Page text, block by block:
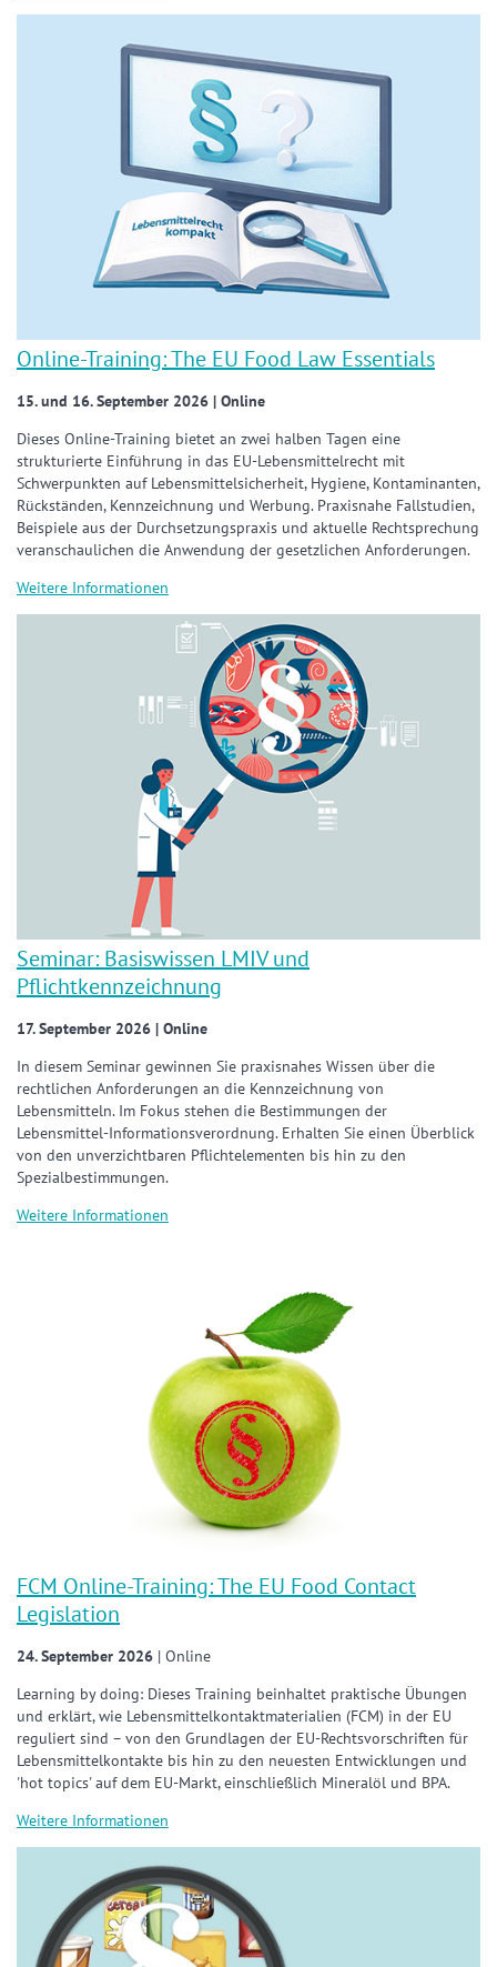
Online-Training: The EU Food Law Essentials
15. und 16. September 2026 | Online
Dieses Online-Training bietet an zwei halben Tagen eine
strukturierte Einführung in das EU-Lebensmittelrecht mit
Schwerpunkten auf Lebensmittelsicherheit, Hygiene, Kontaminanten,
Rückständen, Kennzeichnung und Werbung. Praxisnahe Fallstudien,
Beispiele aus der Durchsetzungspraxis und aktuelle Rechtsprechung
veranschaulichen die Anwendung der gesetzlichen Anforderungen.
Weitere Informationen
Seminar: Basiswissen LMIV und
Pflichtkennzeichnung
17. September 2026 | Online
In diesem Seminar gewinnen Sie praxisnahes Wissen über die
rechtlichen Anforderungen an die Kennzeichnung von
Lebensmitteln. Im Fokus stehen die Bestimmungen der
Lebensmittel-Informationsverordnung. Erhalten Sie einen Überblick
von den unverzichtbaren Pflichtelementen bis hin zu den
Spezialbestimmungen.
Weitere Informationen
FCM Online-Training: The EU Food Contact
Legislation
24. September 2026 | Online
Learning by doing: Dieses Training beinhaltet praktische Übungen
und erklärt, wie Lebensmittelkontaktmaterialien (FCM) in der EU
reguliert sind – von den Grundlagen der EU-Rechtsvorschriften für
Lebensmittelkontakte bis hin zu den neuesten Entwicklungen und
'hot topics' auf dem EU-Markt, einschließlich Mineralöl und BPA.
Weitere Informationen